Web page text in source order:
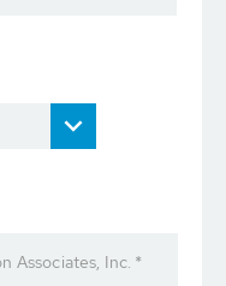
Associates, Inc. *